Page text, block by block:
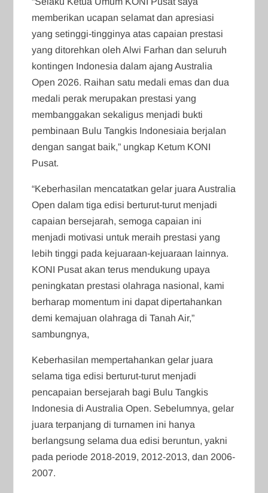
memberikan ucapan selamat dan apresiasi
yang setinggi-tingginya atas capaian prestasi
yang ditorehkan oleh Alwi Farhan dan seluruh
kontingen Indonesia dalam ajang Australia
Open 2026. Raihan satu medali emas dan dua
medali perak merupakan prestasi yang
membanggakan sekaligus menjadi bukti
pembinaan Bulu Tangkis Indonesiaia berjalan
dengan sangat baik,” ungkap Ketum KONI
Pusat.
“Keberhasilan mencatatkan gelar juara Australia
Open dalam tiga edisi berturut-turut menjadi
capaian bersejarah, semoga capaian ini
menjadi motivasi untuk meraih prestasi yang
lebih tinggi pada kejuaraan-kejuaraan lainnya.
KONI Pusat akan terus mendukung upaya
peningkatan prestasi olahraga nasional, kami
berharap momentum ini dapat dipertahankan
demi kemajuan olahraga di Tanah Air,”
sambungnya,
Keberhasilan mempertahankan gelar juara
selama tiga edisi berturut-turut menjadi
pencapaian bersejarah bagi Bulu Tangkis
Indonesia di Australia Open. Sebelumnya, gelar
juara terpanjang di turnamen ini hanya
berlangsung selama dua edisi beruntun, yakni
pada periode 2018-2019, 2012-2013, dan 2006-
2007.